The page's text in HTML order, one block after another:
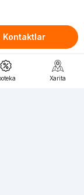
Kontaktlar
Xarita